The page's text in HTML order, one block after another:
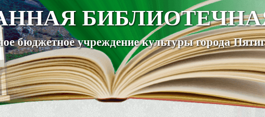
бюджетное учреждение культуры города